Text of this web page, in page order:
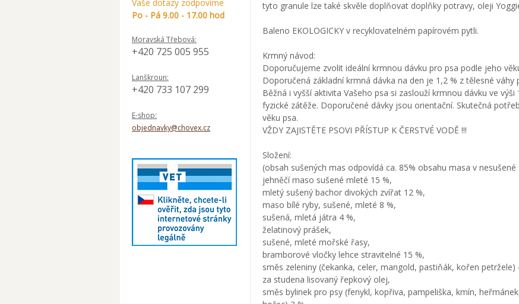
Vaše dotazy zodpovíme
Po - Pá 9.00 - 17.00 hod
Moravská Třebová:
+420 725 005 955
Lanškroun:
+420 733 107 299
E-shop:
objednavky@chovex.cz
tyto granule lze také skvěle doplňovat doplňky potravy, oleji
Baleno EKOLOGICKY v recyklovatelném papírovém pytli.
Krmný návod:
Doporučujeme zvolit ideální krmnou dávku pro psa podle jeho
Doporučená základní krmná dávka na den je 1,2 % z tělesné
Běžná i vyšší aktivita Vašeho psa si zaslouží krmnou dávku ve
fyzické zátěže. Doporučené dávky jsou orientační. Skutečná
věku psa.
VŽDY ZAJISTĚTE PSOVI PŘÍSTUP K ČERSTVÉ VODĚ !!!
Složení:
(obsah sušených mas odpovídá ca. 85% obsahu masa v
jehněčí maso sušené mleté 15 %,
mletý sušený bachor divokých zvířat 12 %,
maso bílé ryby, sušené, mleté 8 %,
sušená, mletá játra 4 %,
želatinový prášek,
sušené, mleté mořské řasy,
bramborové vločky lehce stravitelné 15 %,
směs zeleniny (čekanka, celer, mangold, pastiňák, kořen petržele)
za studena lisovaný řepkový olej,
směs bylinek pro psy (fenykl, kopřiva, pampeliška, kmín,